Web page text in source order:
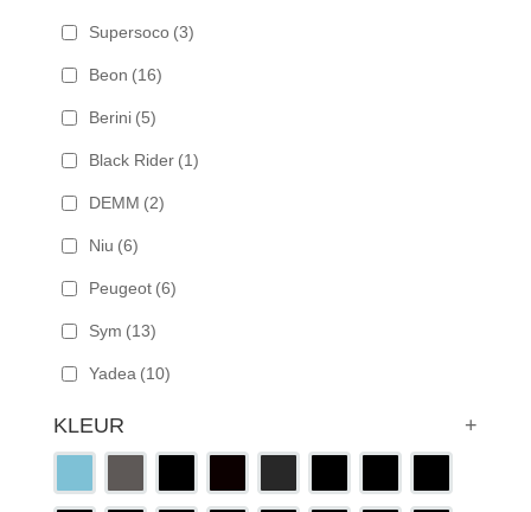
Supersoco (3)
Beon (16)
Berini (5)
Black Rider (1)
DEMM (2)
Niu (6)
Peugeot (6)
Sym (13)
Yadea (10)
KLEUR +